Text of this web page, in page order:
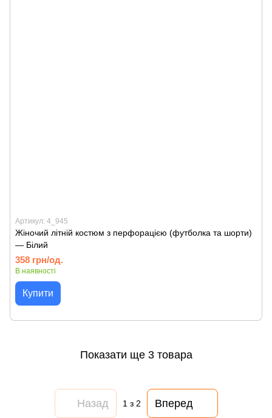
Артикул: 4_945
Жіночий літній костюм з перфорацією (футболка та шорти)
— Білий
358 грн/од.
В наявності
Купити
Показати ще 3 товара
Назад 1 з 2 Вперед